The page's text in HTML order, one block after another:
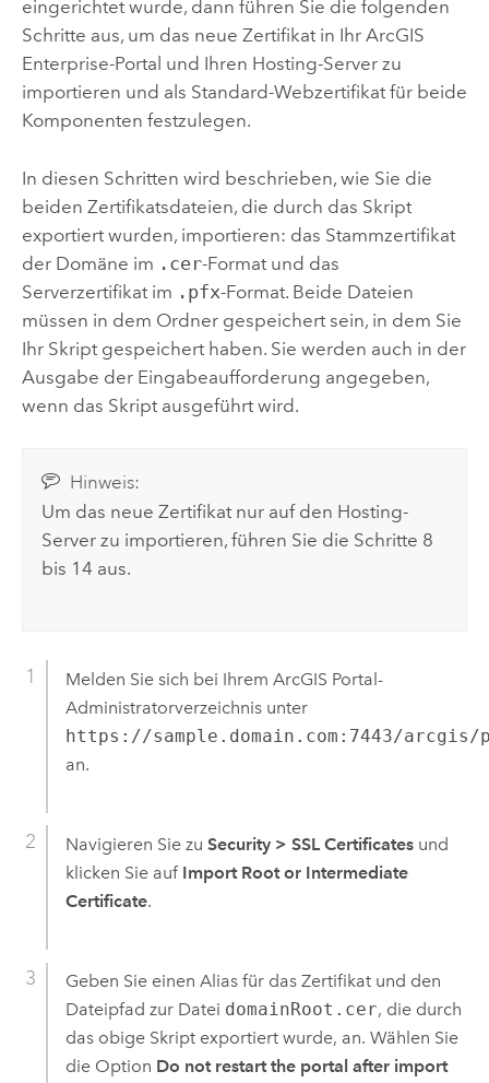
eingerichtet wurde, dann führen Sie die folgenden
Schritte aus, um das neue Zertifikat in Ihr ArcGIS
Enterprise-Portal und Ihren Hosting-Server zu
importieren und als Standard-Webzertifikat für beide
Komponenten festzulegen.
In diesen Schritten wird beschrieben, wie Sie die
beiden Zertifikatsdateien, die durch das Skript
exportiert wurden, importieren: das Stammzertifikat
der Domäne im .cer-Format und das
Serverzertifikat im .pfx-Format. Beide Dateien
müssen in dem Ordner gespeichert sein, in dem Sie
Ihr Skript gespeichert haben. Sie werden auch in der
Ausgabe der Eingabeaufforderung angegeben,
wenn das Skript ausgeführt wird.
Hinweis:
Um das neue Zertifikat nur auf den Hosting-
Server zu importieren, führen Sie die Schritte 8
bis 14 aus.
Melden Sie sich bei Ihrem ArcGIS Portal-
Administratorverzeichnis unter
https://sample.domain.com:7443/arcgis/
an.
Navigieren Sie zu Security > SSL Certificatesund
klicken Sie auf Import Root or Intermediate
Certificate.
Geben Sie einen Alias für das Zertifikat und den
Dateipfad zur Datei domainRoot.cer, die durch
das obige Skript exportiert wurde, an. Wählen Sie
die Option Do not restart the portal after import